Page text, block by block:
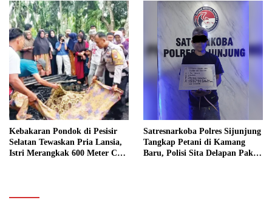
Kebakaran Pondok di Pesisir
Selatan Tewaskan Pria Lansia,
Istri Merangkak 600 Meter Cari
Satresnarkoba Polres Sijunjung
Tangkap Petani di Kamang
Baru, Polisi Sita Delapan Paket